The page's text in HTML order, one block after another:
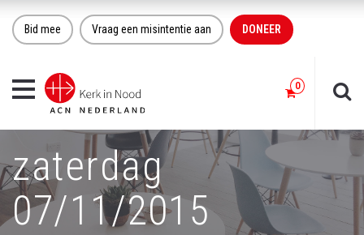
Bid mee Vraag een misintentie aan DONEER
Toggle
navigation
zaterdag
07/11/2015